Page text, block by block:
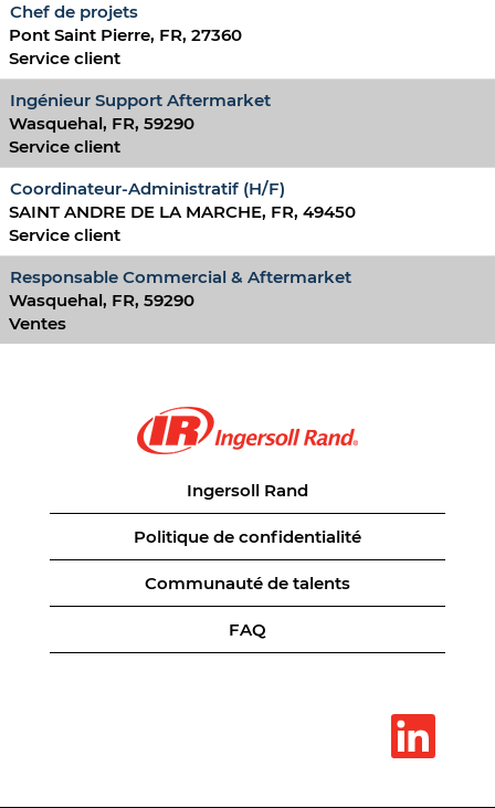
Chef de projets
Pont Saint Pierre, FR, 27360
Service client
Ingénieur Support Aftermarket
Wasquehal, FR, 59290
Service client
Coordinateur-Administratif (H/F)
SAINT ANDRE DE LA MARCHE, FR, 49450
Service client
Responsable Commercial & Aftermarket
Wasquehal, FR, 59290
Ventes
Ingersoll Rand
Politique de confidentialité
Communauté de talents
FAQ
S